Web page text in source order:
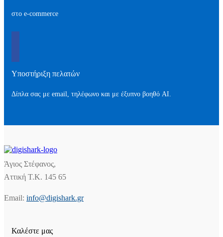
στο e-commerce
Υποστήριξη πελατών
Δίπλα σας με email, τηλέφωνο και με έξυπνο βοηθό AI.
Άγιος Στέφανος,
Αττική Τ.Κ. 145 65
Email: info@digishark.gr
Καλέστε μας